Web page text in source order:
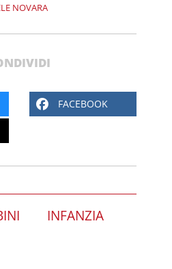
NOVARA
FACEBOOK
INFANZIA